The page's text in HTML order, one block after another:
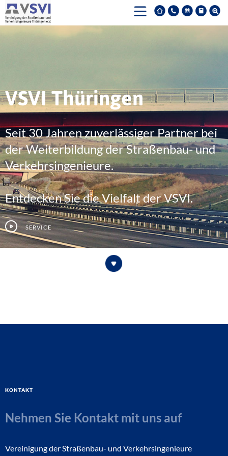
VSVI Thüringen
Seit 30 Jahren zuverlässiger Partner bei
der Weiterbildung der Straßenbau- und
Verkehrsingenieure.
Entdecken Sie die Vielfalt der VSVI.
Service
Kontakt
Nehmen Sie Kontakt mit uns auf
Vereinigung der Straßenbau- und Verkehrsingenieure